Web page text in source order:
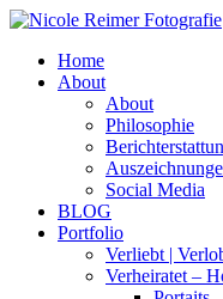
Home
About
About
Philosophie
Social Media
BLOG
Portfolio
Verliebt |
Verheiratet –